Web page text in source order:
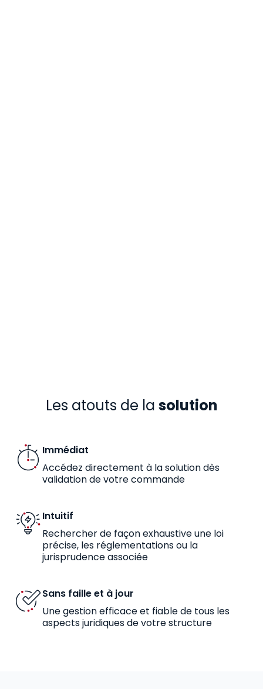
Les atouts de la solution
Immédiat
Accédez directement à la solution dès
validation de votre commande
Intuitif
Rechercher de façon exhaustive une loi
précise, les réglementations ou la
jurisprudence associée
Sans faille et à jour
Une gestion efficace et fiable de tous les
aspects juridiques de votre structure